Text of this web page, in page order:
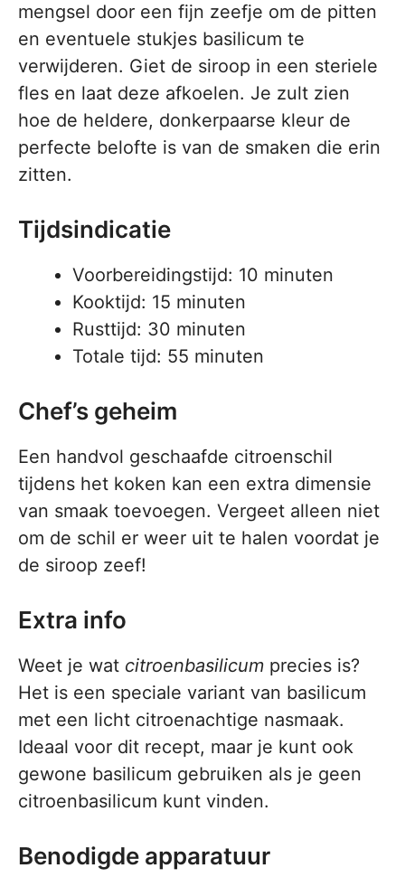
mengsel door een fijn zeefje om de pitten
en eventuele stukjes basilicum te
verwijderen. Giet de siroop in een steriele
fles en laat deze afkoelen. Je zult zien
hoe de heldere, donkerpaarse kleur de
perfecte belofte is van de smaken die erin
zitten.
Tijdsindicatie
Voorbereidingstijd: 10 minuten
Kooktijd: 15 minuten
Rusttijd: 30 minuten
Totale tijd: 55 minuten
Chef’s geheim
Een handvol geschaafde citroenschil
tijdens het koken kan een extra dimensie
van smaak toevoegen. Vergeet alleen niet
om de schil er weer uit te halen voordat je
de siroop zeef!
Extra info
Weet je wat citroenbasilicum precies is?
Het is een speciale variant van basilicum
met een licht citroenachtige nasmaak.
Ideaal voor dit recept, maar je kunt ook
gewone basilicum gebruiken als je geen
citroenbasilicum kunt vinden.
Benodigde apparatuur